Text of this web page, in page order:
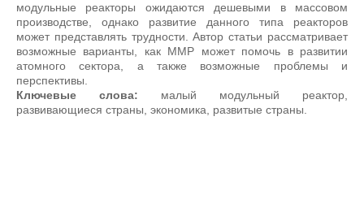
модульные реакторы ожидаются дешевыми в массовом
производстве, однако развитие данного типа реакторов
может представлять трудности. Автор статьи рассматривает
возможные варианты, как ММР может помочь в развитии
атомного сектора, а также возможные проблемы и
перспективы.
Ключевые слова: малый модульный реактор,
развивающиеся страны, экономика, развитые страны.